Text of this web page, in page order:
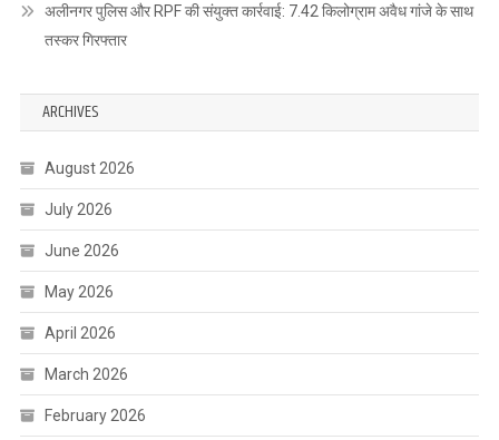
अलीनगर पुलिस और RPF की संयुक्त कार्रवाई: 7.42 किलोग्राम अवैध गांजे के साथ
तस्कर गिरफ्तार
ARCHIVES
August 2026
July 2026
June 2026
May 2026
April 2026
March 2026
February 2026